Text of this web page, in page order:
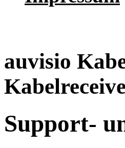
auvisio
Support-